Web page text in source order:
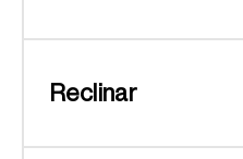
Reclinar